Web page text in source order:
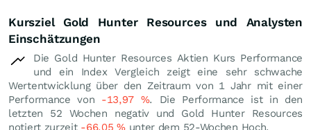
Kursziel Gold Hunter Resources und Analysten
Einschätzungen
Die Gold Hunter Resources Aktien Kurs Performance
und ein Index Vergleich zeigt eine sehr schwache
Wertentwicklung über den Zeitraum von 1 Jahr mit einer
Performance von -13,97 %. Die Performance ist in den
letzten 52 Wochen negativ und Gold Hunter Resources
notiert zurzeit -66,05%unter dem 52-Wochen Hoch.